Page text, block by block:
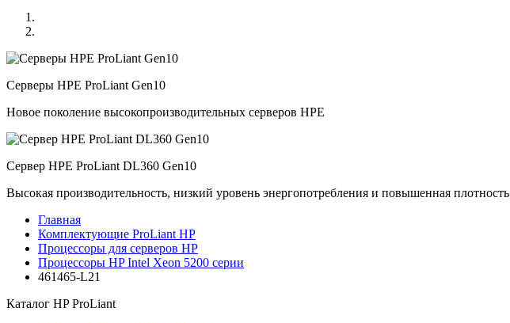
Серверы HPE ProLiant Gen10
Новое поколение высокопроизводительных серверов HPE
Сервер HPE ProLiant DL360 Gen10
Высокая производительность, низкий уровень энергопотребления и повышенная плотность
Главная
Комплектующие ProLiant HP
Процессоры для серверов HP
Процессоры HP Intel Xeon 5200 серии
461465-L21
Каталог HP ProLiant